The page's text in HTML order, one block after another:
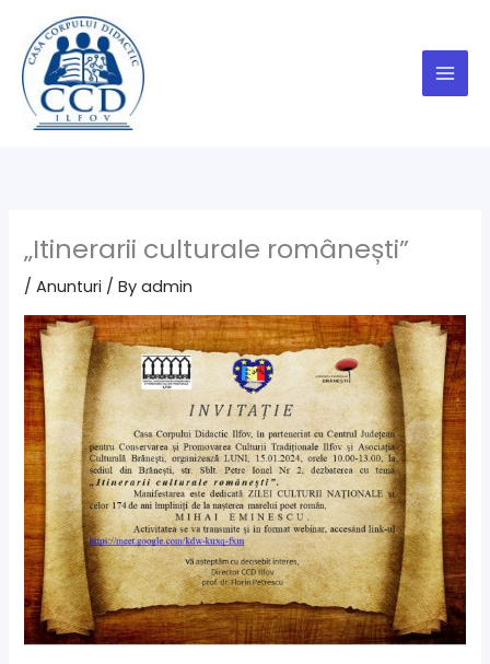
content
„Itinerarii culturale românești”
/Anunturi / Byadmin